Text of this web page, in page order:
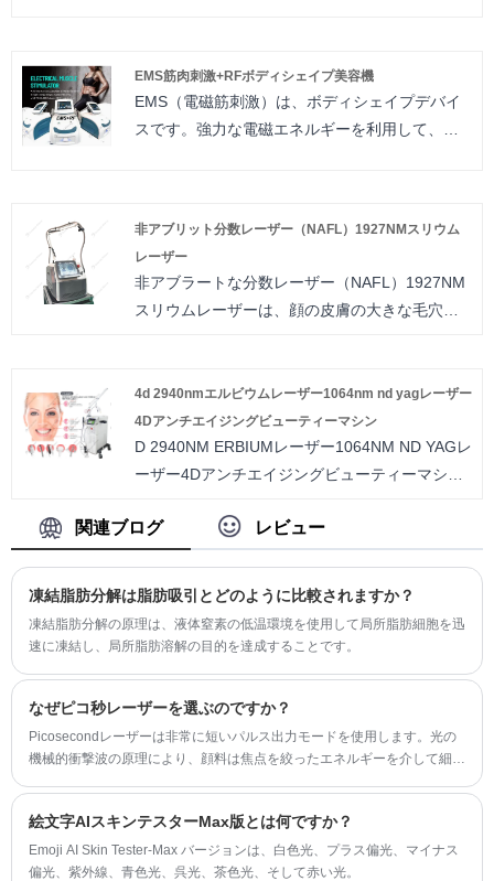
決に焦点を当てた研究開発により、8つのスペク
トルイメージング技術を統合し、柔軟な操作で
顔の肌の17の問題を専門的かつ客観的に分析で
タトゥーと色素沈着の除去に使用されます。
532nmはカラフルなタトゥーと色素の除去に使
用されます。 Oriental Wison ピコセカンド レー
できることを保証します。詳細については、お
気軽にお問い合わせください。
常に高品質の製品と顧客に良いサービスを提供
しています。美容装備のお問い合わせへようこ
そ。将来あなたとの協力を確立したいと思って
いるホットなトピックでした。私たちのM8マイ
クロニードルRFマシンは、肌をしっかりと軽く
保つのに役立ちます。
EMS筋肉刺激+RFボディシェイプ美容機
EMS（電磁筋刺激）は、ボディシェイプデバイ
スです。強力な電磁エネルギーを利用して、従
ます。これはジムでの高強度のトレーニングに
似ていますが、大量の発汗や回復時間は必要あ
りません。
非アブリット分数レーザー（NAFL）1927NMスリウム
レーザー
非アブラートな分数レーザー（NAFL）1927NM
スリウムレーザーは、顔の皮膚の大きな毛穴を
4d 2940nmエルビウムレーザー1064nm nd yagレーザー
4Dアンチエイジングビューティーマシン
D 2940NM ERBIUMレーザー1064NM ND YAGレ
ーザー4Dアンチエイジングビューティーマシン
らせるための非侵襲的な審美的治療機。 主に
することにより、患者の皮膚の問題を治療する
た。 その過程で、コラーゲンを増やすことがで
関連ブログ レビュー
凍結脂肪分解は脂肪吸引とどのように比較されますか？
凍結脂肪分解の原理は、液体窒素の低温環境を使用して局所脂肪細胞を迅
速に凍結し、局所脂肪溶解の目的を達成することです。
なぜピコ秒レーザーを選ぶのですか？
Picosecondレーザーは非常に短いパルス出力モードを使用します。光の
機械的衝撃波の原理により、顔料は焦点を絞ったエネルギーを介して細か
絵文字AIスキンテスターMax版とは何ですか？
Emoji AI Skin Tester-Max バージョンは、白色光、プラス偏光、マイナス
偏光、紫外線、青色光、呉光、茶色光、そして赤い光。